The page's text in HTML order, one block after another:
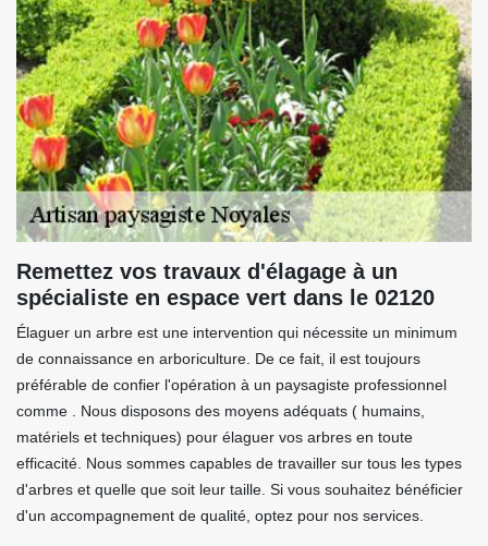
Remettez vos travaux d'élagage à un
spécialiste en espace vert dans le 02120
Élaguer un arbre est une intervention qui nécessite un minimum
de connaissance en arboriculture. De ce fait, il est toujours
préférable de confier l'opération à un paysagiste professionnel
comme . Nous disposons des moyens adéquats ( humains,
matériels et techniques) pour élaguer vos arbres en toute
efficacité. Nous sommes capables de travailler sur tous les types
d'arbres et quelle que soit leur taille. Si vous souhaitez bénéficier
d'un accompagnement de qualité, optez pour nos services.